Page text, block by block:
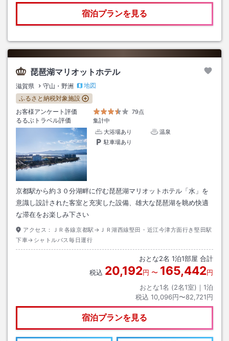
宿泊プランを見る
琵琶湖マリオットホテル
滋賀県 守山・野洲
地図
ふるさと納税対象施設
お客様アンケート評価
79点
るるぶトラベル評価
集計中
大浴場あり
温泉
駐車場あり
京都駅から約３０分湖畔に佇む琵琶湖マリオットホテル「水」を
意識し設計された客室と充実した設備、雄大な琵琶湖を眺め快適
な滞在をお楽しみ下さい
アクセス：
ＪＲ各線京都駅→ＪＲ湖西線堅田・近江今津方面行き堅田駅
下車→シャトルバス毎日運行
おとな2名 1泊1部屋 合計
税込 20,192円 〜 165,442円
おとな1名 (2名1室)｜ 1泊
税込 10,096円〜82,721円
宿泊プランを見る